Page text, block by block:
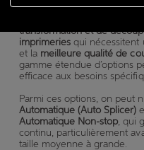
transformation et de
imprimeries qui nécessitent
et la meilleure qualité de
gamme étendue d’options
efficace aux besoins
Parmi ces options, on peut
Automatique (Auto Splicer)
Automatique Non-stop , qui
continu, particulièrement
taille moyenne à grande.